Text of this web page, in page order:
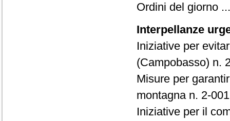
Ordini del giorno
Interpellanze
Iniziative per
(Campobasso) n.
Misure per
montagna n. 2-
Iniziative per il